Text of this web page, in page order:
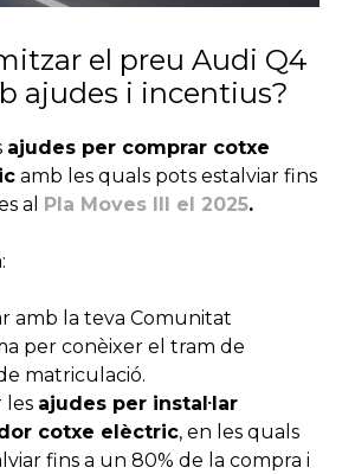
el preu Audi Q4
ajudes i incentius?
ajudes per comprar cotxe
amb les quals pots estalviar fins
al
Pla Moves III el 2025.
amb la teva Comunitat
per conèixer el tram de
matriculació.
les ajudes per instal·lar
cotxe elèctric, en les quals
fins a un 80% de la compra i